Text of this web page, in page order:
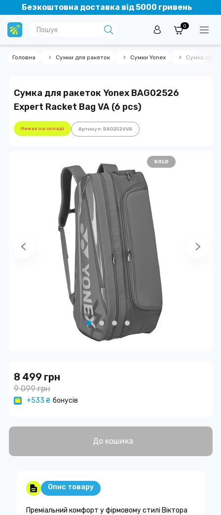
Безкоштовна доставка від 5000 гривень
0
Головна Сумки для ракеток Сумки Yonex Сумка для
Сумка для ракеток Yonex BAG02526
Expert Racket Bag VA (6 pcs)
Немає на складі Артикул: BA02526VA
SOLD
8 499 грн
9 099 грн
+533 ₴ бонусів
До кошика
Опис товару
Преміальний комфорт у фірмовому стилі Віктора